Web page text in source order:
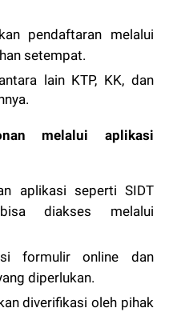
pendaftaran melalui
setempat.
lain KTP, KK, dan
melalui aplikasi
aplikasi seperti SIDT
diakses melalui
formulir online dan
diperlukan.
diverifikasi oleh pihak